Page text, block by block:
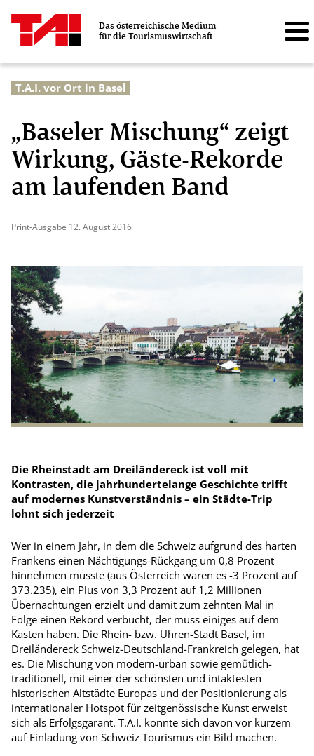
Das österreichische Medium
für die Tourismuswirtschaft
T.A.I. vor Ort in Basel
„Baseler Mischung“ zeigt
Wirkung, Gäste-Rekorde
am laufenden Band
Print-Ausgabe 12. August 2016
Die Rheinstadt am Dreiländereck ist voll mit
Kontrasten, die jahrhundertelange Geschichte trifft
auf modernes Kunstverständnis – ein Städte-Trip
lohnt sich jederzeit
Wer in einem Jahr, in dem die Schweiz aufgrund des harten
Frankens einen Nächtigungs-Rückgang um 0,8 Prozent
hinnehmen musste (aus Österreich waren es -3 Prozent auf
373.235), ein Plus von 3,3 Prozent auf 1,2 Millionen
Übernachtungen erzielt und damit zum zehnten Mal in
Folge einen Rekord verbucht, der muss einiges auf dem
Kasten haben. Die Rhein- bzw. Uhren-Stadt Basel, im
Dreiländereck Schweiz-Deutschland-Frankreich gelegen, hat
es. Die Mischung von modern-urban sowie gemütlich-
traditionell, mit einer der schönsten und intaktesten
historischen Altstädte Europas und der Positionierung als
internationaler Hotspot für zeitgenössische Kunst erweist
sich als Erfolgsgarant. T.A.I. konnte sich davon vor kurzem
auf Einladung von Schweiz Tourismus ein Bild machen.